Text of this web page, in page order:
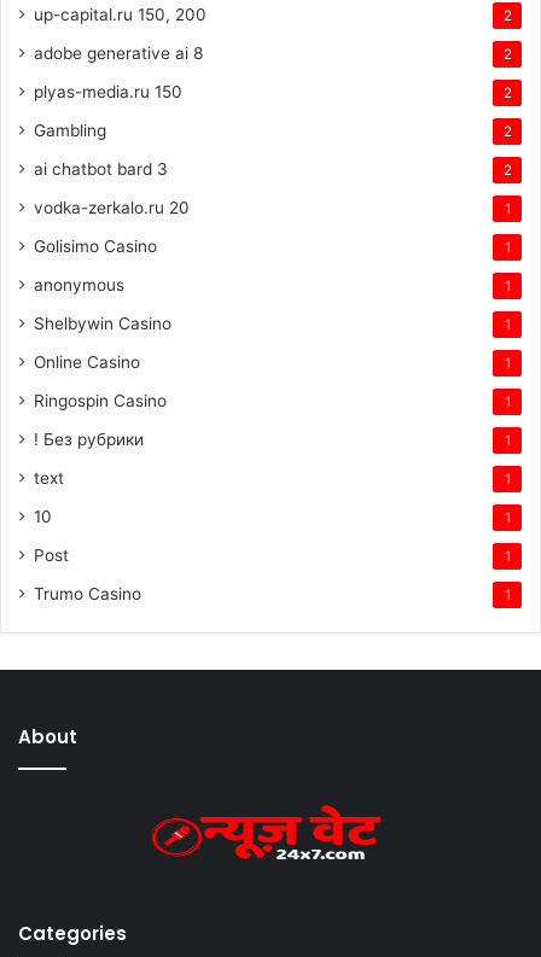
up-capital.ru 150, 200 2
adobe generative ai 8 2
plyas-media.ru 150 2
Gambling 2
ai chatbot bard 3 2
vodka-zerkalo.ru 20 1
Golisimo Casino 1
anonymous 1
Shelbywin Casino 1
Online Casino 1
Ringospin Casino 1
! Без рубрики 1
text 1
10 1
Post 1
Trumo Casino 1
About
Categories